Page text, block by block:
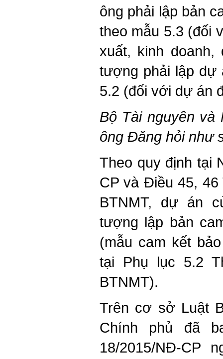
ông phải lập bản
theo mẫu 5.3 (đối
xuất, kinh doanh,
tượng phải lập dự
5.2 (đối với dự án
Bộ Tài nguyên
ông Đăng hỏi như
Theo quy định tại
CP và Điều 45, 46
BTNMT, dự án
tượng lập bản
(mẫu cam kết
tại Phụ lục 5.2
BTNMT).
Trên cơ sở Luật
Chính phủ đã
18/2015/NĐ-CP